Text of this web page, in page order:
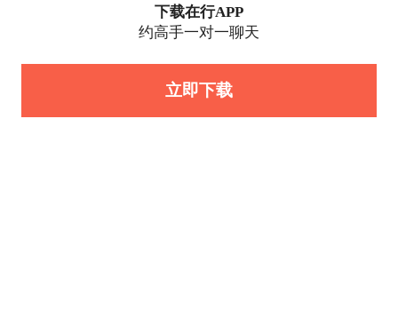
下载在行APP
约高手一对一聊天
立即下载